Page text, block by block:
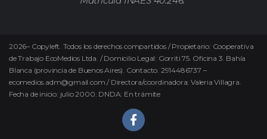
2026– Copyleft. Todos los derechos compartidos / Propietario: Cooperativa
de Trabajo EcoMedios Ltda. / Domicilio Legal: Gorriti 75. Oficina 3. Bahía
Blanca (provincia de Buenos Aires). Contacto. 2914486737 –
ecomedios.adm@gmail.com / Directora/coordinadora: Valeria Villagra.
Fecha de inicio: julio 2000. DNDA: En trámite